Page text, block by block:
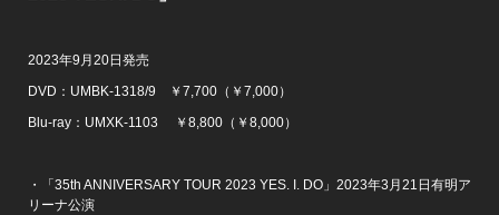
2023年9月20日発売
DVD：UMBK-1318/9 ￥7,700（￥7,000）
Blu-ray：UMXK-1103 ￥8,800（￥8,000）
・「35th ANNIVERSARY TOUR 2023 YES. I. DO」2023年3月21日有明ア
リーナ公演